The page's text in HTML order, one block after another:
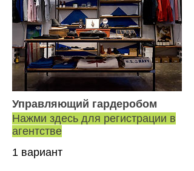
Управляющий гардеробом
Нажми здесь для регистрации в
агентстве
1 вариант